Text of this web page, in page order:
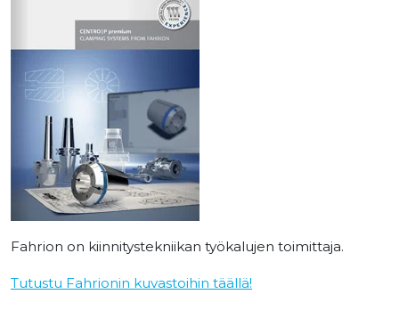
Fahrion on kiinnitystekniikan työkalujen toimittaja.
Tutustu Fahrionin kuvastoihin täällä!